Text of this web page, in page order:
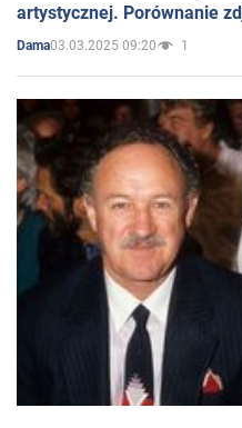
artystycznej. Porównanie
Dama03.03.2025 09:20 1